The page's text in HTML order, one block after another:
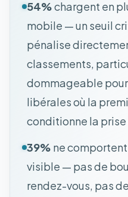
54%chargent en
mobile — un seuil
pénalise
classements,
dommageable
libérales où la
conditionne la
39% ne
visible — pas de
rendez-vous, pas